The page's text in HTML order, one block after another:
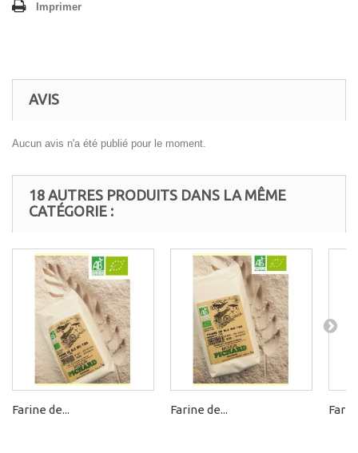
Imprimer
AVIS
Aucun avis n'a été publié pour le moment.
18 AUTRES PRODUITS DANS LA MÊME
CATÉGORIE :
Farine de... Farine de...